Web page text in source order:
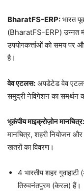
BharatFS-ERP: भारत
(BharatFS-ERP) उन्नत
उपयोगकर्त्ताओं को समय पर
है।
वेव एटलस: अपडेटेड वेव
समुद्री नेविगेशन का समर्थन
भूकंपीय माइक्रोज़ोन
मानचित्र, शहरी नियोजन
खतरों का विवरण।
4 भारतीय शहर
तिरुवनंतपुरम (केरल) हैं।